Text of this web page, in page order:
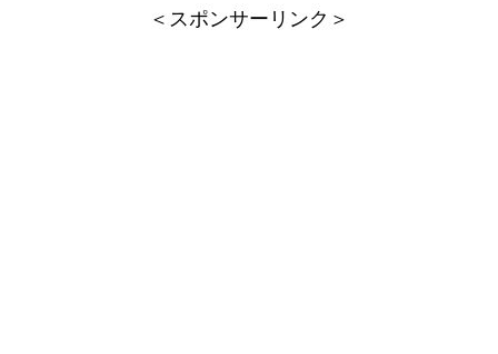
＜スポンサーリンク＞